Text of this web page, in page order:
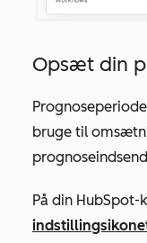
Opsæt din
bruge til
På din